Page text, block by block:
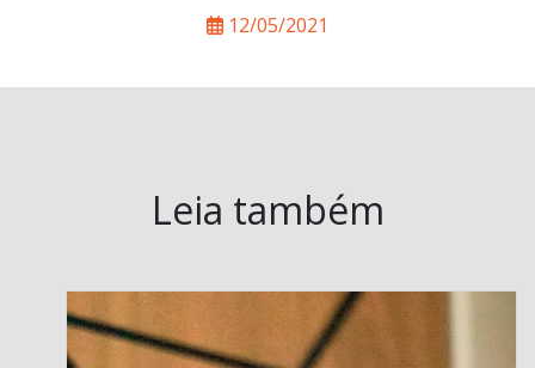
12/05/2021
Leia também